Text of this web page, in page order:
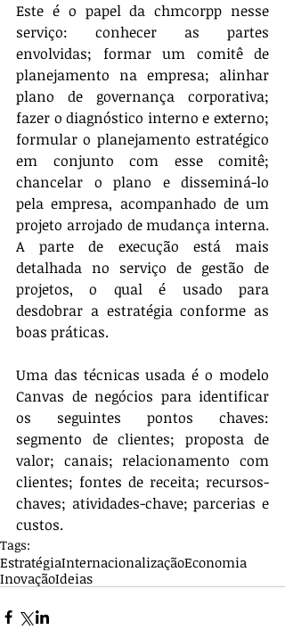
Este é o papel da chmcorpp nesse
serviço: conhecer as partes
envolvidas; formar um comitê de
planejamento na empresa; alinhar
plano de governança corporativa;
fazer o diagnóstico interno e externo;
formular o planejamento estratégico
em conjunto com esse comitê;
chancelar o plano e disseminá-lo
pela empresa, acompanhado de um
projeto arrojado de mudança interna.
A parte de execução está mais
detalhada no serviço de gestão de
projetos, o qual é usado para
desdobrar a estratégia conforme as
boas práticas.
Uma das técnicas usada é o modelo
Canvas de negócios para identificar
os seguintes pontos chaves:
segmento de clientes; proposta de
valor; canais; relacionamento com
clientes; fontes de receita; recursos-
chaves; atividades-chave; parcerias e
custos.​
Tags:
EstratégiaInternacionalizaçãoEconomia
InovaçãoIdeias